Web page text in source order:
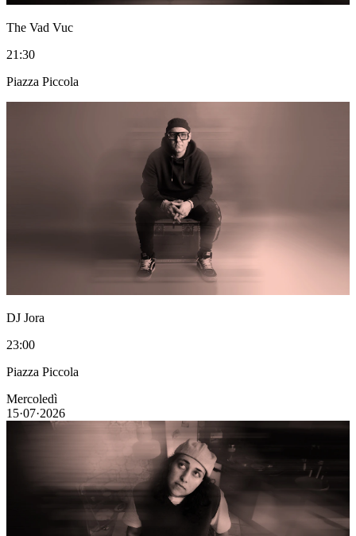
The Vad Vuc
21:30
Piazza Piccola
DJ Jora
23:00
Piazza Piccola
Mercoledì
15·07·2026